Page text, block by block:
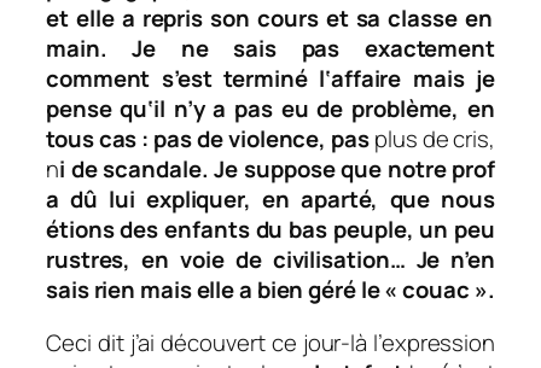
et elle a repris son cours et sa classe en
main. Je ne sais pas exactement
comment s’est terminé l‘affaire mais je
pense qu‘il n’y a pas eu de problème, en
tous cas : pas de violence, pasplus de cris,
ni de scandale. Je suppose que notre prof
a dû lui expliquer, en aparté, que nous
étions des enfants du bas peuple, un peu
rustres, en voie de civilisation… Je n’en
sais rien mais elle a bien géré le « couac ».
Ceci dit j’ai découvert ce jour-là l’expression